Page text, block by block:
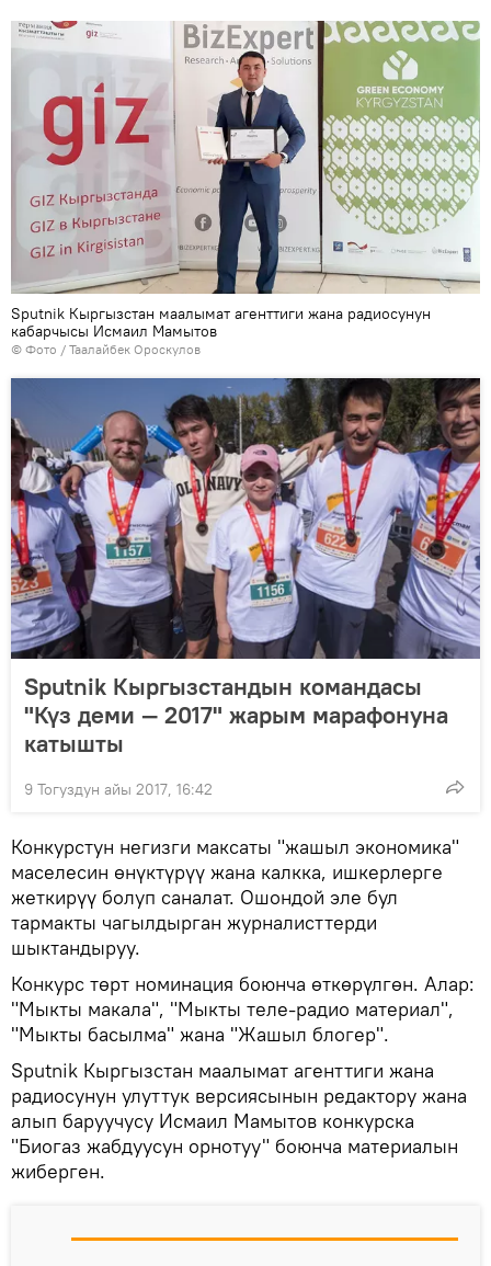
Sputnik Кыргызстан маалымат агенттиги жана радиосунун
кабарчысы Исмаил Мамытов
© Фото / Таалайбек Ороскулов
Sputnik Кыргызстандын командасы
"Күз деми — 2017" жарым марафонуна
катышты
9 Тогуздун айы 2017, 16:42
Конкурстун негизги максаты "жашыл экономика"
маселесин өнүктүрүү жана калкка, ишкерлерге
жеткирүү болуп саналат. Ошондой эле бул
тармакты чагылдырган журналисттерди
шыктандыруу.
Конкурс төрт номинация боюнча өткөрүлгөн. Алар:
"Мыкты макала", "Мыкты теле-радио материал",
"Мыкты басылма" жана "Жашыл блогер".
Sputnik Кыргызстан маалымат агенттиги жана
радиосунун улуттук версиясынын редактору жана
алып баруучусу Исмаил Мамытов конкурска
"Биогаз жабдуусун орнотуу" боюнча материалын
жиберген.